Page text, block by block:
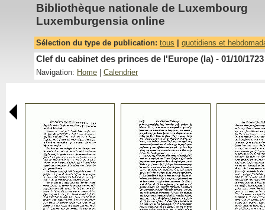
Bibliothèque nationale de Luxembourg
Luxemburgensia online
Sélection du type de publication: tous quotidiens et
Clef du cabinet des princes de l'Europe (la) - 01/10/1723
Navigation: Home Calendrier